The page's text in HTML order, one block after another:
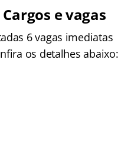
e vagas
6 vagas imediatas
os detalhes abaixo: